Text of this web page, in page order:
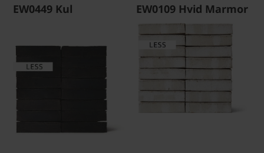
EW0449 Kul EW0109 Hvid Marmor